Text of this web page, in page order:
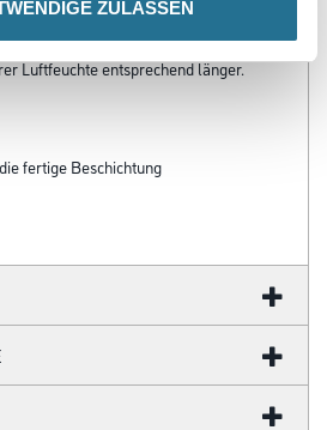
ZULASSEN
nach ca. 12 Stunden. Bei niedrigeren
Luftfeuchte entsprechend länger.
fertige Beschichtung